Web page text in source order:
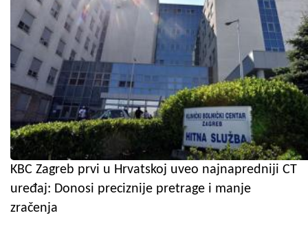
KBC Zagreb prvi u Hrvatskoj uveo najnapredniji CT
uređaj: Donosi preciznije pretrage i manje
zračenja